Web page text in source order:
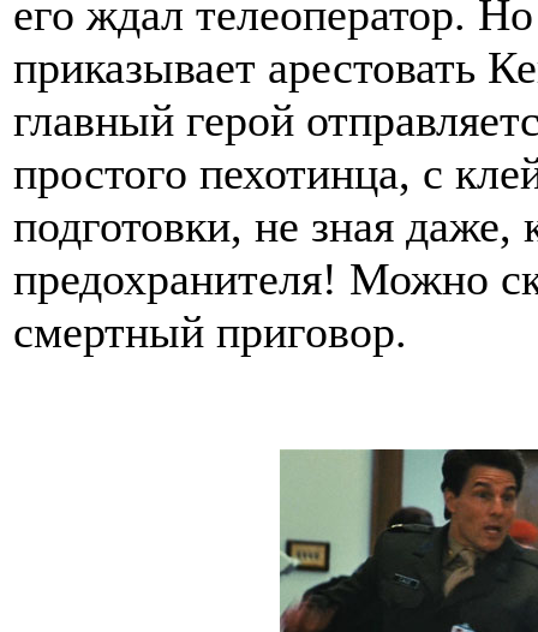
его ждал телеоператор.
приказывает арестовать
главный герой
простого пехотинца, с
подготовки, не зная даже,
предохранителя! Можно
смертный приговор.